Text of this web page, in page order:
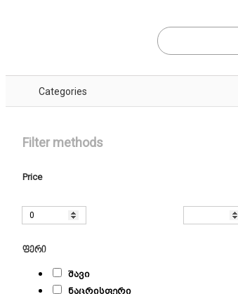
Categories
Filter methods
Price
ფერი
შავი
ნაცრისფერი